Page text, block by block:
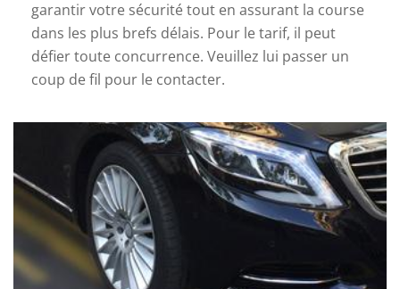
garantir votre sécurité tout en assurant la course
dans les plus brefs délais. Pour le tarif, il peut
défier toute concurrence. Veuillez lui passer un
coup de fil pour le contacter.